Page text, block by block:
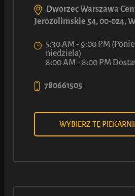
650
Zł
Dworzec Warszawa
Jerozolimskie 54, 00-024,
5:30 AM - 9:00 PM
niedziela)
8:00 AM - 8:00 PM
780661505
WYBIERZ TĘ